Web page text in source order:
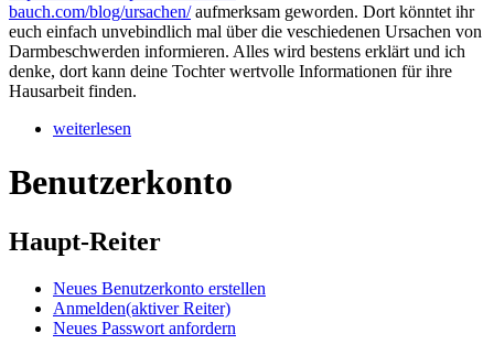
bauch.com/blog/ursachen/aufmerksam geworden. Dort könntet ihr
euch einfach unvebindlich mal über die veschiedenen Ursachen von
Darmbeschwerden informieren. Alles wird bestens erklärt und ich
denke, dort kann deine Tochter wertvolle Informationen für ihre
Hausarbeit finden.
weiterlesen
Benutzerkonto
Haupt-Reiter
Neues Benutzerkonto erstellen
Anmelden(aktiver Reiter)
Neues Passwort anfordern